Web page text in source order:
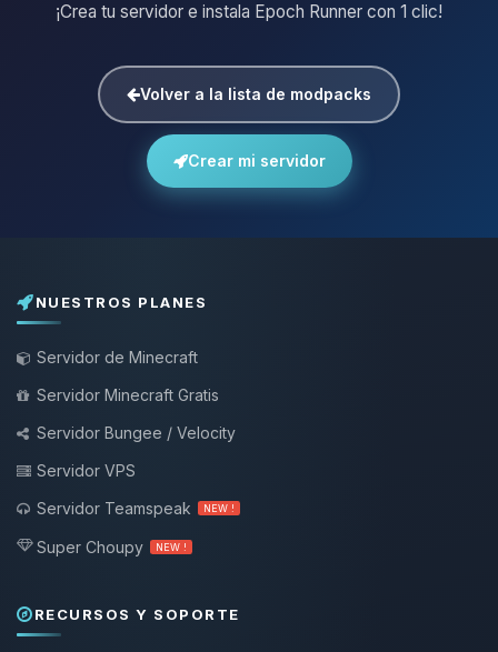
¡Crea tu servidor e instala Epoch Runner con 1 clic!
Volver a la lista de modpacks
Crear mi servidor
NUESTROS PLANES
Servidor de Minecraft
Servidor Minecraft Gratis
Servidor Bungee / Velocity
Servidor VPS
Servidor Teamspeak
NEW !
Super Choupy NEW !
RECURSOS Y SOPORTE